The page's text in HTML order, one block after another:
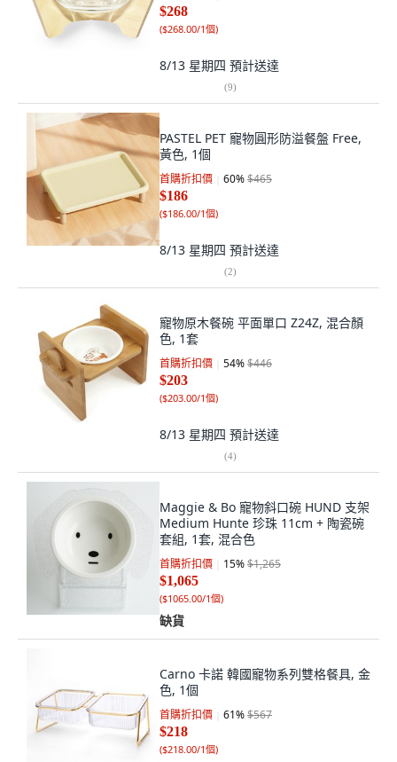
$268
($268.00/1個)
8/13 星期四 預計送達
(9)
PASTEL PET 寵物圓形防溢餐盤 Free,
黃色, 1個
首購折扣價 60%$465
$186
($186.00/1個)
8/13 星期四 預計送達
(2)
寵物原木餐碗 平面單口 Z24Z, 混合顏
色, 1套
首購折扣價 54%$446
$203
($203.00/1個)
8/13 星期四 預計送達
(4)
Maggie & Bo 寵物斜口碗 HUND 支架
Medium Hunte 珍珠 11cm + 陶瓷碗
套組, 1套, 混合色
首購折扣價 15%$1,265
$1,065
($1065.00/1個)
缺貨
Carno 卡諾 韓國寵物系列雙格餐具, 金
色, 1個
首購折扣價 61%$567
$218
($218.00/1個)